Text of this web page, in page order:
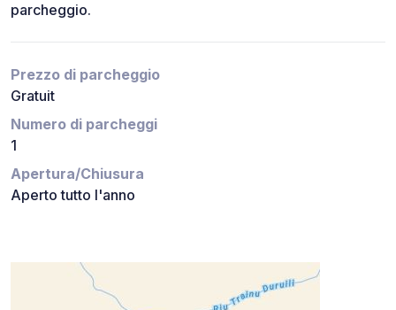
parcheggio.
Prezzo di parcheggio
Gratuit
Numero di parcheggi
1
Apertura/Chiusura
Aperto tutto l'anno